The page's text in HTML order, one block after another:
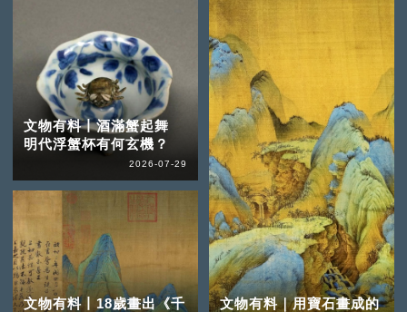
文物有料丨酒滿蟹起舞
明代浮蟹杯有何玄機？
2026-07-29
文物有料丨18歲畫出《千
文物有料｜用寶石畫成的